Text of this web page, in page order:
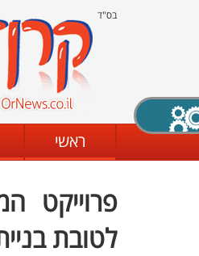
בס"ד
ראשי
פרוייקט
לטובת בניית 300 יח"ד
X סגירה
מצב שחור - לבן קביעת